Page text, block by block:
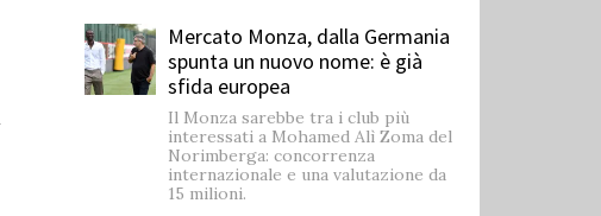
Mercato Monza, dalla Germania
spunta un nuovo nome: è già
sfida europea
Il Monza sarebbe tra i club più
interessati a Mohamed Alì Zoma del
Norimberga: concorrenza
internazionale e una valutazione da
15 milioni.